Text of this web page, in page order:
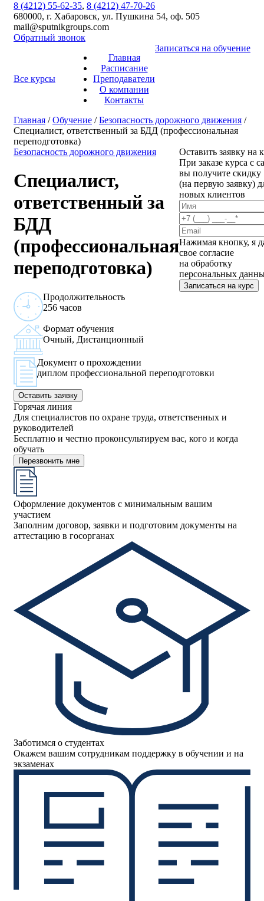
8 (4212) 55-62-35, 8 (4212) 47-70-26
680000, г. Хабаровск, ул. Пушкина 54, оф. 505
mail@sputnikgroups.com
Обратный звонок
Все курсы
Главная
Расписание
Преподаватели
О компании
Контакты
Записаться на обучение
Главная /Обучение /Безопасность дорожного движения /
Специалист, ответственный за БДД (профессиональная
переподготовка)
Безопасность дорожного движения
Специалист,
ответственный за
БДД
(профессиональная
переподготовка)
Оставить заявку на
При заказе курса с
вы получите скидку
(на первую заявку)
новых клиентов
Нажимая кнопку, я
свое согласие
на обработку
персональных
Записаться на курс
Продолжительность
256 часов
Формат обучения
Очный, Дистанционный
Документ о прохождении
диплом профессиональной переподготовки
Оставить заявку
Горячая линия
Для специалистов по охране труда, ответственных и
руководителей
Бесплатно и честно проконсультируем вас, кого и когда
обучать
Перезвонить мне
Оформление документов с минимальным вашим
участием
Заполним договор, заявки и подготовим документы на
аттестацию в госорганах
Заботимся о студентах
Окажем вашим сотрудникам поддержку в обучении и на
экзаменах